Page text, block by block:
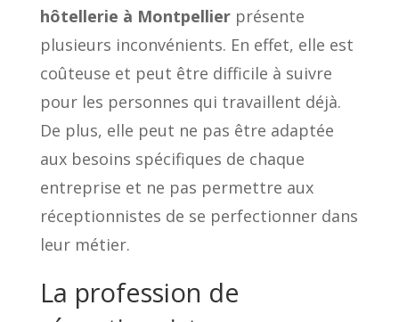
hôtellerie à Montpellierprésente
plusieurs inconvénients. En effet, elle est
coûteuse et peut être difficile à suivre
pour les personnes qui travaillent déjà.
De plus, elle peut ne pas être adaptée
aux besoins spécifiques de chaque
entreprise et ne pas permettre aux
réceptionnistes de se perfectionner dans
leur métier.
La profession de